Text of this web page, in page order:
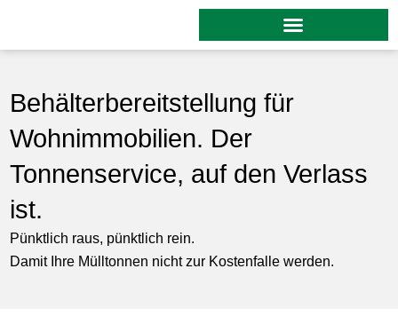
springen
Behälterbereitstellung für
Wohnimmobilien. Der
Tonnenservice, auf den Verlass
ist.
Pünktlich raus, pünktlich rein.
Damit Ihre Mülltonnen nicht zur Kostenfalle werden.